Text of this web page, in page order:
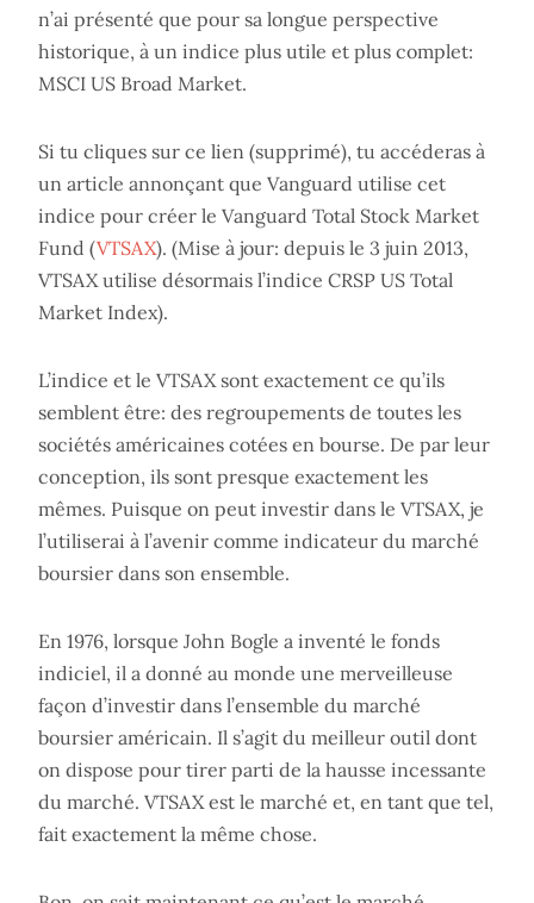
n’ai présenté que pour sa longue perspective
historique, à un indice plus utile et plus complet:
MSCI US Broad Market.
Si tu cliques sur ce lien (supprimé), tu accéderas à
un article annonçant que Vanguard utilise cet
indice pour créer le Vanguard Total Stock Market
Fund (VTSAX). (Mise à jour: depuis le 3 juin 2013,
VTSAX utilise désormais l’indice CRSP US Total
Market Index).
L’indice et le VTSAX sont exactement ce qu’ils
semblent être: des regroupements de toutes les
sociétés américaines cotées en bourse. De par leur
conception, ils sont presque exactement les
mêmes. Puisque on peut investir dans le VTSAX, je
l’utiliserai à l’avenir comme indicateur du marché
boursier dans son ensemble.
En 1976, lorsque John Bogle a inventé le fonds
indiciel, il a donné au monde une merveilleuse
façon d’investir dans l’ensemble du marché
boursier américain. Il s’agit du meilleur outil dont
on dispose pour tirer parti de la hausse incessante
du marché. VTSAX est le marché et, en tant que tel,
fait exactement la même chose.